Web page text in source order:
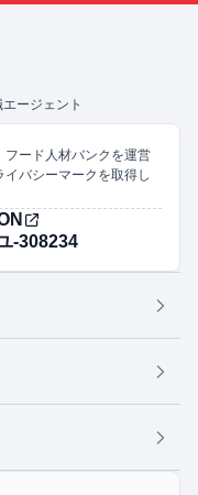
ージェント
ード人材バンクを運営
バシーマークを取得し
-308234